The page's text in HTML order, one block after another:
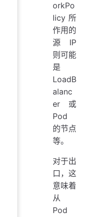
orkPo
licy 所
作用的
源IP
则可能
是
LoadB
alanc
er 或
Pod
的节点
等。
对于出
口，这
意味着
从
Pod